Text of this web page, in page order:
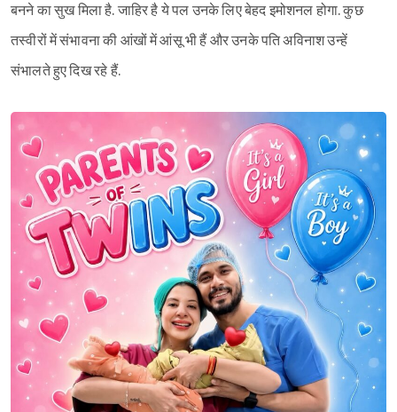
बनने का सुख मिला है. जाहिर है ये पल उनके लिए बेहद इमोशनल होगा. कुछ
तस्वीरों में संभावना की आंखों में आंसू भी हैं और उनके पति अविनाश उन्हें
संभालते हुए दिख रहे हैं.